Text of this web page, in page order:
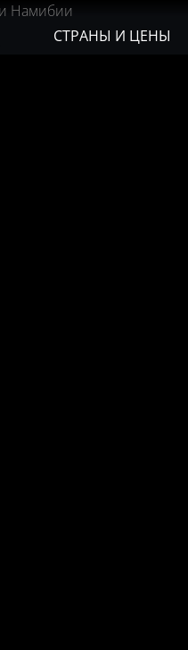
СТРАНЫ И ЦЕНЫ